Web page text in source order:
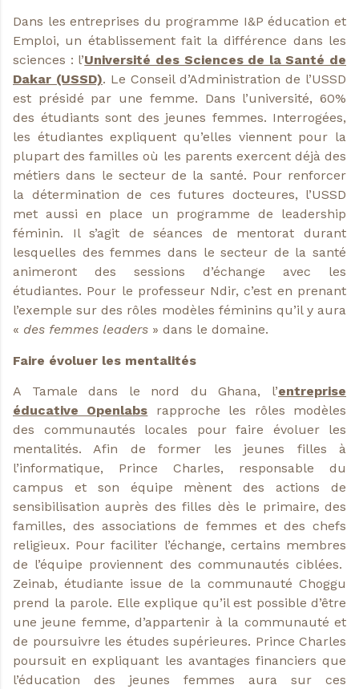
Dans les entreprises du programme I&P éducation et
Emploi, un établissement fait la différence dans les
sciences : l’Université des Sciences de la Santé de
Dakar (USSD). Le Conseil d’Administration de l’USSD
est présidé par une femme. Dans l’université, 60%
des étudiants sont des jeunes femmes. Interrogées,
les étudiantes expliquent qu’elles viennent pour la
plupart des familles où les parents exercent déjà des
métiers dans le secteur de la santé. Pour renforcer
la détermination de ces futures docteures, l’USSD
met aussi en place un programme de leadership
féminin. Il s’agit de séances de mentorat durant
lesquelles des femmes dans le secteur de la santé
animeront des sessions d’échange avec les
étudiantes. Pour le professeur Ndir, c’est en prenant
l’exemple sur des rôles modèles féminins qu’il y aura
« des femmes leaders » dans le domaine.
Faire évoluer les mentalités
A Tamale dans le nord du Ghana, l’entreprise
éducative Openlabs rapproche les rôles modèles
des communautés locales pour faire évoluer les
mentalités. Afin de former les jeunes filles à
l’informatique, Prince Charles, responsable du
campus et son équipe mènent des actions de
sensibilisation auprès des filles dès le primaire, des
familles, des associations de femmes et des chefs
religieux. Pour faciliter l’échange, certains membres
de l’équipe proviennent des communautés ciblées.
Zeinab, étudiante issue de la communauté Choggu
prend la parole. Elle explique qu’il est possible d’être
une jeune femme, d’appartenir à la communauté et
de poursuivre les études supérieures. Prince Charles
poursuit en expliquant les avantages financiers que
l’éducation des jeunes femmes aura sur ces